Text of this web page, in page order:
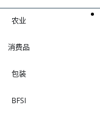
农业
消费品
包装
BFSI